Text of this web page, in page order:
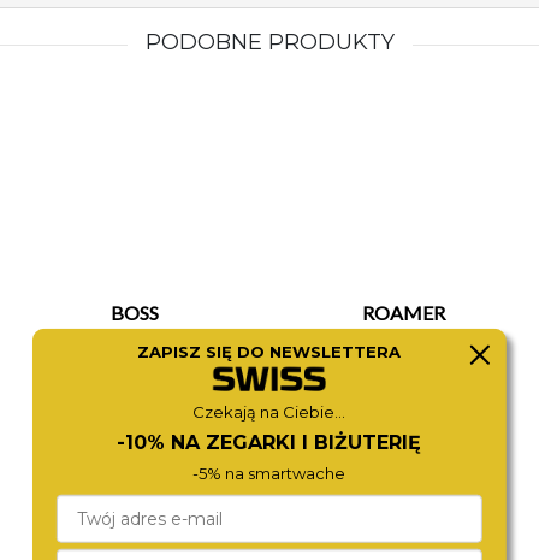
PODOBNE PRODUKTY
BOSS
1514224
1 390,-
ROAMER
971856 41 25 05
1 170,-
ZAPISZ SIĘ DO NEWSLETTERA
Czekają na Ciebie...
-10% NA ZEGARKI I BIŻUTERIĘ
-5% na smartwache